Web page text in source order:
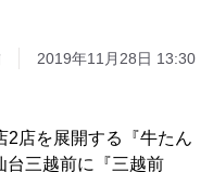
2019年11月28日 13:30
2店を展開する『牛たん
台三越前に『三越前